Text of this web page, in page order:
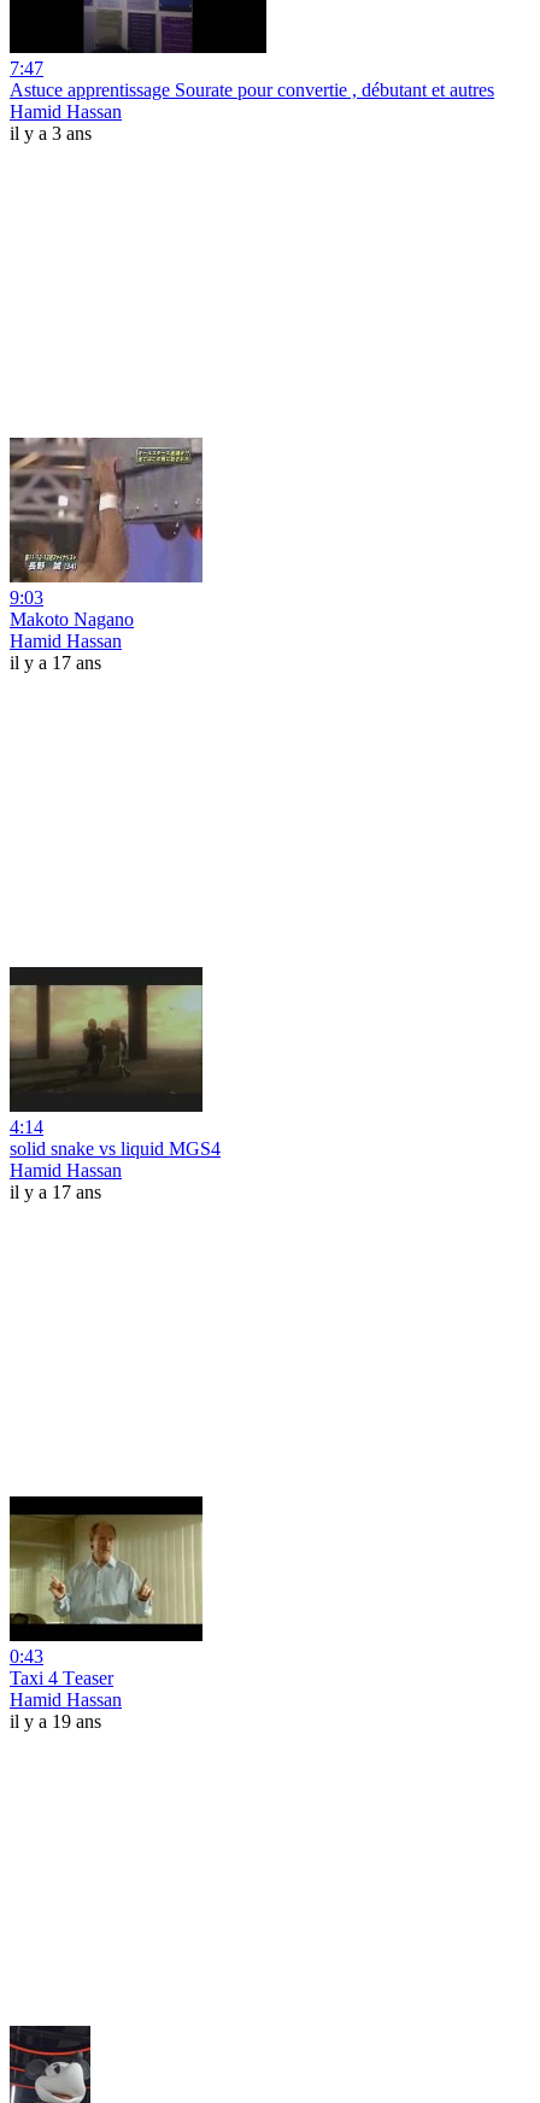
7:47
Astuce apprentissage Sourate pour convertie , débutant et autres
Hamid Hassan
il y a 3 ans
9:03
Makoto Nagano
Hamid Hassan
il y a 17 ans
4:14
solid snake vs liquid MGS4
Hamid Hassan
il y a 17 ans
0:43
Taxi 4 Тeaser
Hamid Hassan
il y a 19 ans